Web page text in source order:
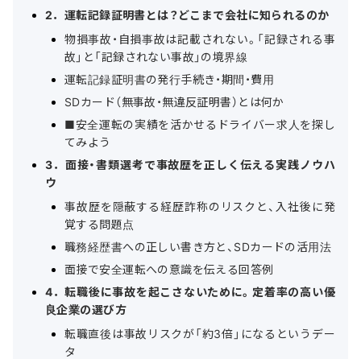
2．運転記録証明書とは？どこまで会社に知られるのか
物損事故・自損事故は記載されない。「記録される事
故」と「記録されない事故」の境界線
運転記録証明書の発行手続き・期間・費用
SDカード（無事故・無違反証明書）とは何か
■安全運転の実績を活かせるドライバー求人を探し
てみよう
3．面接・書類選考で事故歴を正しく伝える実践ノウハ
ウ
事故歴を隠蔽する経歴詐称のリスクと、入社後に発
覚する問題点
職務経歴書への正しい書き方と、SDカードの活用法
面接で安全運転への意識を伝える回答例
4．転職後に事故を起こさないために。定着率の高い優
良企業の選び方
転職直後は事故リスクが「約3倍」になるというデー
タ